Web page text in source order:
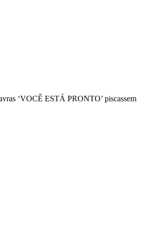
‘VOCÊ ESTÁ PRONTO’ piscassem